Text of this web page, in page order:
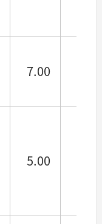
7.00
5.00